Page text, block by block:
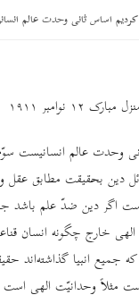
کردیم اساس ثانی وحدت عالم
نوامبر ١٩١١
وحدت عالم انسانیست
دین بحقیقت مطابق عقل
اگر دین ضدّ علم باشد
خارج چگونه انسان
جمیع انبیا
مثلاً وحدانیّت الهی